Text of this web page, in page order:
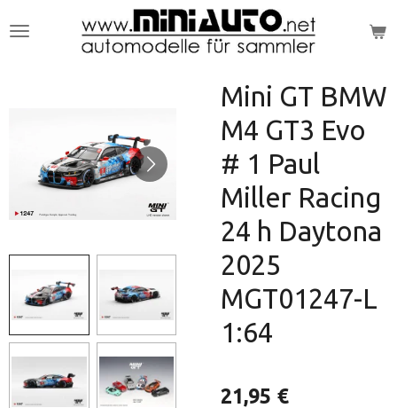
Hauptinhalt
Mini GT BMW
M4 GT3 Evo
# 1 Paul
Miller Racing
24 h Daytona
2025
MGT01247-L
1:64
21,95 €